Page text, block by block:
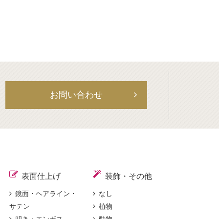
お問い合わせ
表面仕上げ
鏡面・ヘアライン・
サテン
装飾・その他
なし
植物